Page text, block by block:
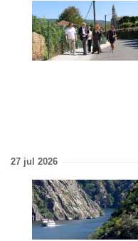
27 jul 2026